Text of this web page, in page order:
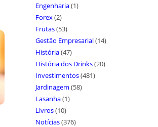
Engenharia(1)
Forex(2)
Frutas(53)
Gestão Empresarial(14)
História(47)
História dos Drinks(20)
Investimentos(481)
Jardinagem (58)
Lasanha(1)
Livros(10)
Notícias(376)